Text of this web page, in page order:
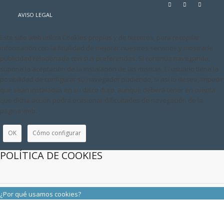
AVISO LEGAL
Este sitio web utiliza Cookies propias y de terceros, para recopilar
información con la finalidad de mejorar nuestros servicios y mostrarle
publicidad relacionada con sus preferencias. Si continua navegando,
supone la aceptación de la instalación de las mismas. El usuario tiene la
posibilidad de configurar su navegador pudiendo, si así lo desea, impedir
que sean instaladas en su disco duro, aunque deberá tener en cuenta
que dicha acción podrá ocasionar dificultades de navegación de la
página web.
OK Cómo configurar
POLÍTICA DE COOKIES
¿Por qué usamos cookies?